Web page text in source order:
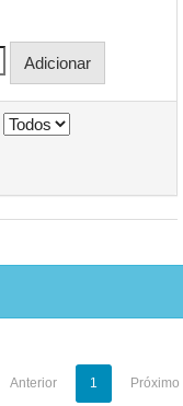
Anterior 1 Próximo